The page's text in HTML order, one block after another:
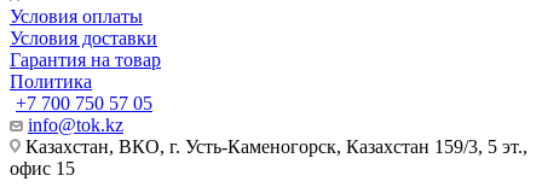
Условия оплаты
Условия доставки
Гарантия на товар
Политика
+7 700 750 57 05
info@tok.kz
Казахстан, ВКО, г. Усть-Каменогорск, Казахстан 159/3, 5 эт.,
офис 15